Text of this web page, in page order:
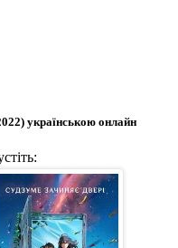
українською онлайн